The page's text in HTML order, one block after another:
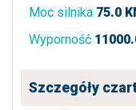
Moc silnika 75.0
Wyporność
Szczegóły